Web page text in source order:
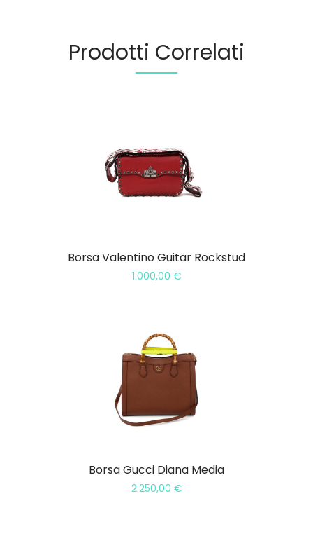
Prodotti Correlati
Borsa Valentino Guitar Rockstud
1.000,00 €
Borsa Gucci Diana Media
2.250,00 €